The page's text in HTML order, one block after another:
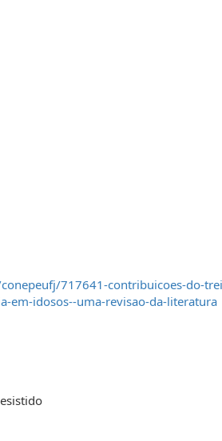
717641-contribuicoes-do-
em-idosos--uma-revisao-da-literatura